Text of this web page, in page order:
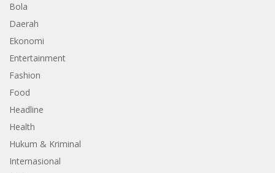
Bola
Daerah
Ekonomi
Entertainment
Fashion
Food
Headline
Health
Hukum & Kriminal
Internasional